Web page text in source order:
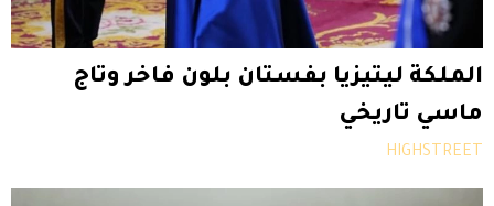
الملكة ليتيزيا بفستان بلون فاخر وتاج
ماسي تاريخي
HIGHSTREET